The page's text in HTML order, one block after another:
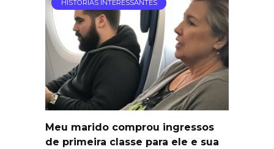
HISTÓRIAS INTERESSANTES
Meu marido comprou ingressos
de primeira classe para ele e sua